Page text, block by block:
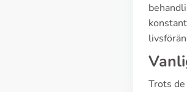
Trots